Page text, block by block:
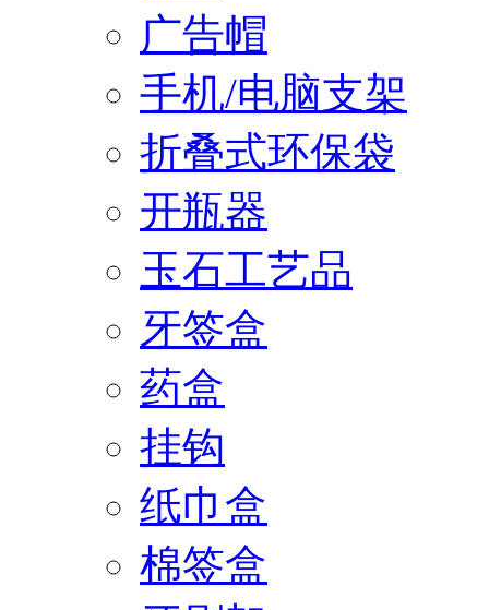
广告帽
手机/电脑支架
折叠式环保袋
开瓶器
玉石工艺品
牙签盒
药盒
挂钩
纸巾盒
棉签盒